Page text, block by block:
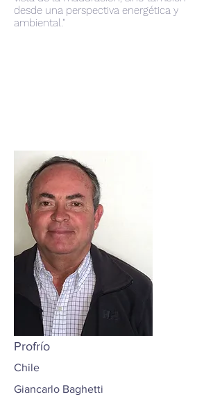
desde una perspectiva energética y
ambiental."
Profrío
Chile
Giancarlo Baghetti